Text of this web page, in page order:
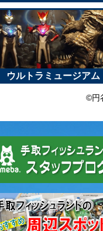
ウルトラミュージアム
©円